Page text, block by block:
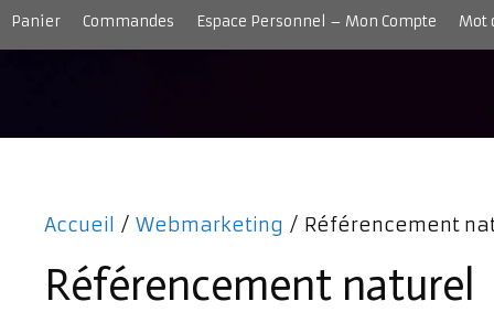
Aller
Panier Commandes Espace Personnel – Mon Compte Mot
Accueil / Webmarketing / Référencement
Référencement naturel